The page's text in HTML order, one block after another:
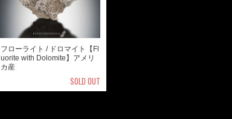
フローライト / ドロマイト【Fl
uorite with Dolomite】アメリ
カ産
SOLD OUT